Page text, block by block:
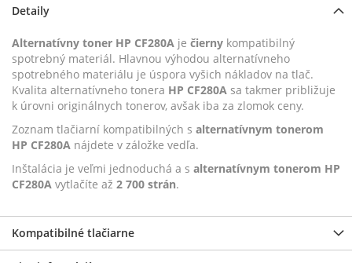
Detaily
Alternatívny toner HP CF280A je čierny kompatibilný
spotrebný materiál. Hlavnou výhodou alternatívneho
spotrebného materiálu je úspora vyšich nákladov na tlač.
Kvalita alternatívneho tonera HP CF280A sa takmer približuje
k úrovni originálnych tonerov, avšak iba za zlomok ceny.
Zoznam tlačiarní kompatibilných s alternatívnym tonerom
HP CF280A nájdete v záložke vedľa.
Inštalácia je veľmi jednoduchá a s alternatívnym tonerom HP
CF280A vytlačíte až 2 700 strán.
Kompatibilné tlačiarne